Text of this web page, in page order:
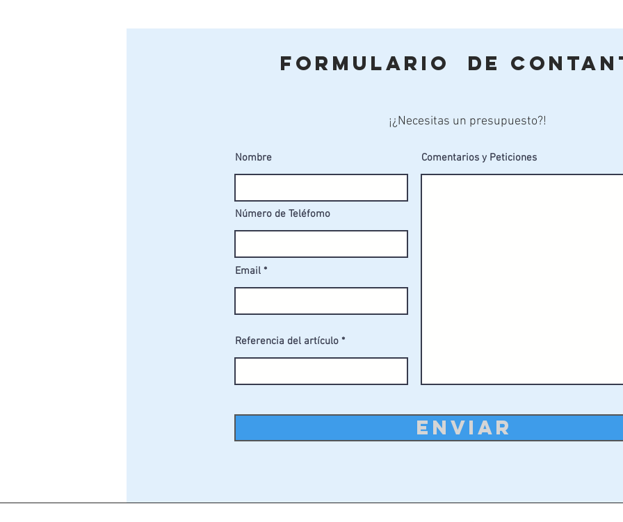
Formulario de
¡¿Necesitas un presupuesto?!
Nombre
Número de Teléfomo
Email
Referencia del artículo
Comentarios y Peticiones
ENVIAR